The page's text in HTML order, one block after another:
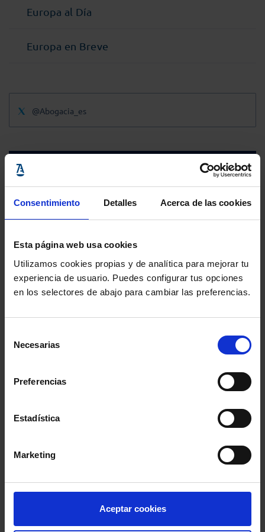
Consentimiento Detalles Acerca de las cookies
Esta página web usa cookies
Utilizamos cookies propias y de analítica para mejorar tu
experiencia de usuario. Puedes configurar tus opciones
en los selectores de abajo para cambiar las preferencias.
Necesarias
Preferencias
Estadística
Marketing
Aceptar cookies
Europa al Día
Europa en Breve
@Abogacia_es